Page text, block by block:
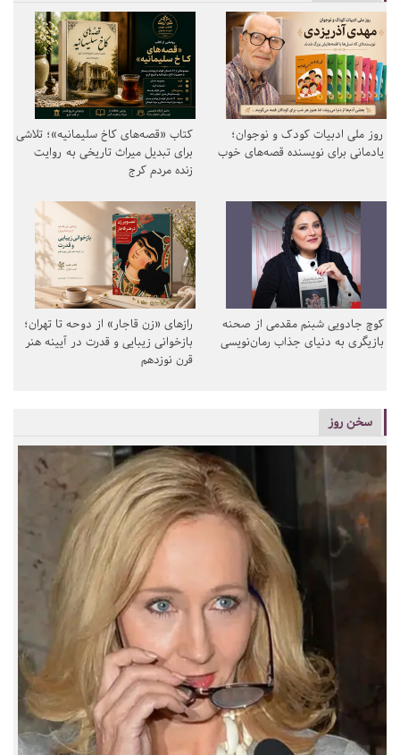
روز ملی ادبیات کودک و نوجوان؛
یادمانی برای نویسنده قصه‌های خوب
کتاب «قصه‌های کاخ سلیمانیه»؛ تلاشی
برای تبدیل میراث تاریخی به روایت
زنده مردم کرج
کوچ جادویی شبنم مقدمی از صحنه
بازیگری به دنیای جذاب رمان‌نویسی
رازهای «زن قاجار» از دوحه تا تهران؛
بازخوانی زیبایی و قدرت در آیینه هنر
قرن نوزدهم
سخن روز